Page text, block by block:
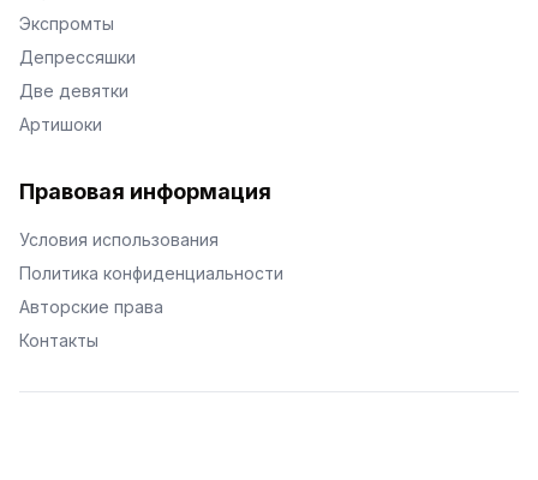
Экспромты
Депрессяшки
Две девятки
Артишоки
Правовая информация
Условия использования
Политика конфиденциальности
Авторские права
Контакты